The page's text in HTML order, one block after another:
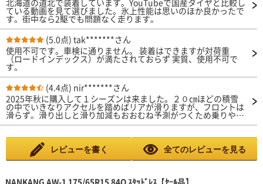
北海道の道北で装着しています。YouTubeで国産タイヤと比較し
ている動画を見て選びました。氷上性能は思いのほか良かったで
す。街中なら2駆でも問題なく走ります。
(5.0点) tak*******さん
使用不可です。車検に通りません。 装着はできますが対荷重
（ロードインデックス）が満たされておらず 実質、使用不可で
す。
(4.4点) nir*******さん
2025年秋に購入して１シーズンは来ました。２０㎝ほどの積雪
の中でいきなりアクセルを踏めばリアが滑りますが、フロントは
滑らず。滑り出しと滑り加減もおおむね予測がつくため乗りやす
いです。アイスバーンでの急ブレーキはそれなりに滑りますが２
ないようですが、でこぼこ路面で少し跳ねる感じなので、ショル
ダーも含めて柔らかめなのでしょうかね。エクシーガCO7とイク
リプスクロスで履いていますがどちらにもよくフィットしてま
す。
レビューを書く 全てのレビューを見る
NANKANG AW-1 175/65R15 84Q ｽﾀｯﾄﾞﾚｽ【ｾｰﾙ品】